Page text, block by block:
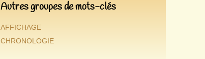
Autres groupes de mots-clés
AFFICHAGE
CHRONOLOGIE